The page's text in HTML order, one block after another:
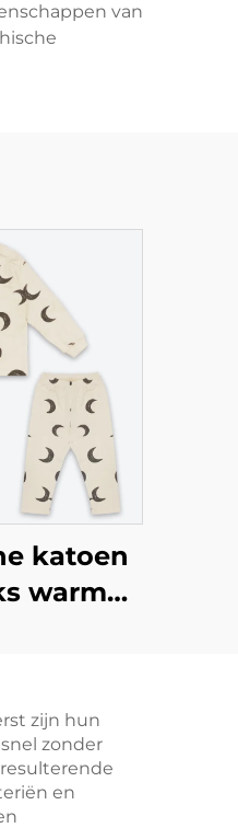
van
katoen
warme
zijn hun
zonder
en